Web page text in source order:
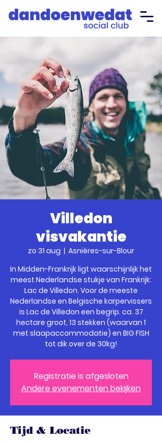
Villedon
visvakantie
zo 31 aug
  |
Asnières-sur-Blour
In Midden-Frankrijk ligt waarschijnlijk het
meest Nederlandse stukje van Frankrijk:
Lac de Villedon. Voor de meeste
Nederlandse en Belgische karpervissers
is Lac de Villedon een begrip. ca. 37
hectare groot, 13 stekken (waarvan 1
met slaapaccommodatie) en BIG FISH
tot dik over de 30kg!
Registratie is afgesloten
Andere evenementen bekijken
Tijd & Locatie